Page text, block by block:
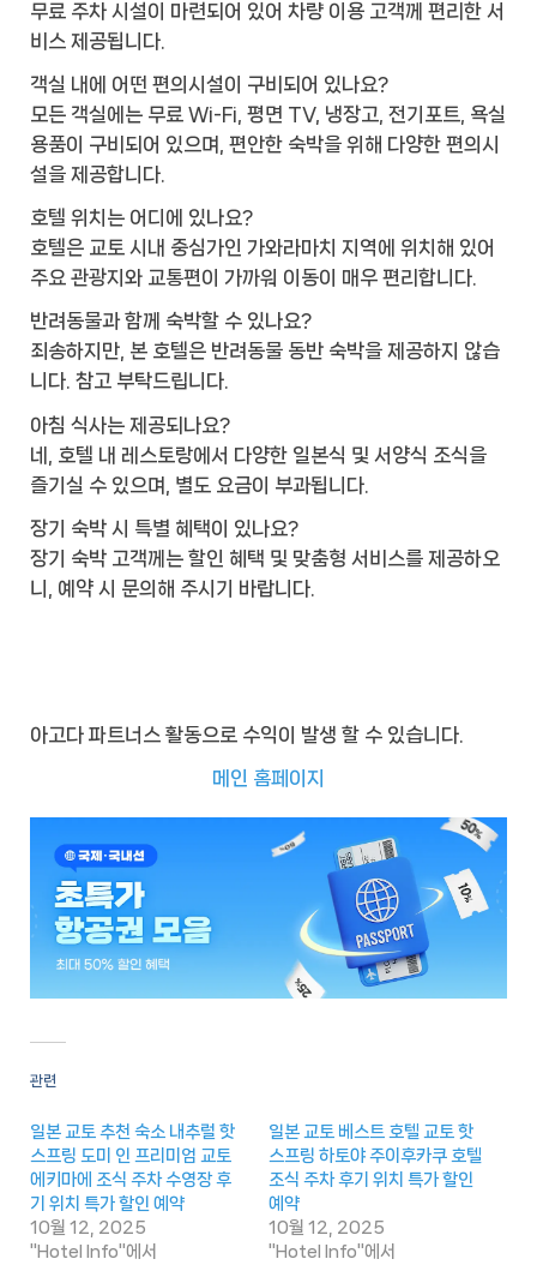
무료 주차 시설이 마련되어 있어 차량 이용 고객께 편리한 서
비스 제공됩니다.
객실 내에 어떤 편의시설이 구비되어 있나요?
모든 객실에는 무료 Wi-Fi, 평면 TV, 냉장고, 전기포트, 욕실
용품이 구비되어 있으며, 편안한 숙박을 위해 다양한 편의시
설을 제공합니다.
호텔 위치는 어디에 있나요?
호텔은 교토 시내 중심가인 가와라마치 지역에 위치해 있어
주요 관광지와 교통편이 가까워 이동이 매우 편리합니다.
반려동물과 함께 숙박할 수 있나요?
죄송하지만, 본 호텔은 반려동물 동반 숙박을 제공하지 않습
니다. 참고 부탁드립니다.
아침 식사는 제공되나요?
네, 호텔 내 레스토랑에서 다양한 일본식 및 서양식 조식을
즐기실 수 있으며, 별도 요금이 부과됩니다.
장기 숙박 시 특별 혜택이 있나요?
장기 숙박 고객께는 할인 혜택 및 맞춤형 서비스를 제공하오
니, 예약 시 문의해 주시기 바랍니다.
아고다 파트너스 활동으로 수익이 발생 할 수 있습니다.
메인 홈페이지
관련
일본 교토 추천 숙소 내추럴 핫
스프링 도미 인 프리미엄 교토
에키마에 조식 주차 수영장 후
기 위치 특가 할인 예약
10월 12, 2025
"Hotel Info"에서
일본 교토 베스트 호텔 교토 핫
스프링 하토야 주이후카쿠 호텔
조식 주차 후기 위치 특가 할인
예약
10월 12, 2025
"Hotel Info"에서